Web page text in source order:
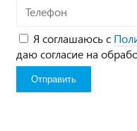
Телефон
Я соглашаюсь с
даю согласие на